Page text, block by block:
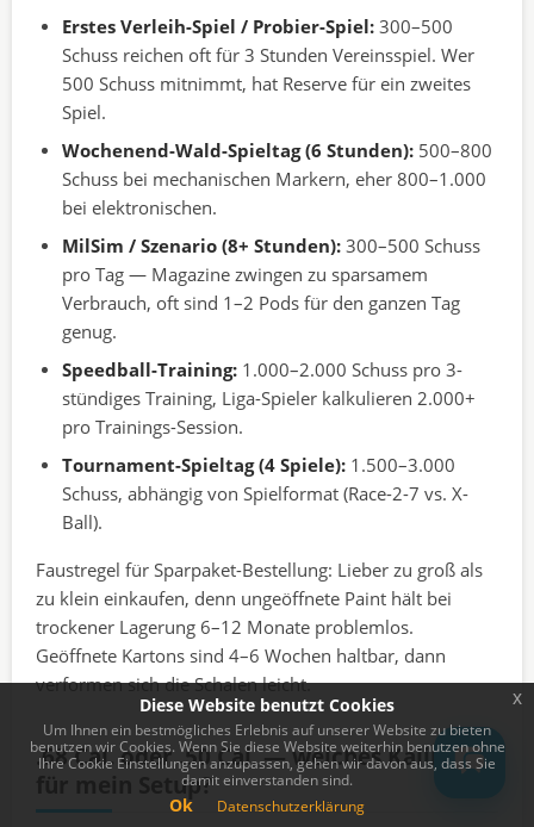
Erstes Verleih-Spiel / Probier-Spiel: 300–500
Schuss reichen oft für 3 Stunden Vereinsspiel. Wer
500 Schuss mitnimmt, hat Reserve für ein zweites
Spiel.
Wochenend-Wald-Spieltag (6 Stunden): 500–800
Schuss bei mechanischen Markern, eher 800–1.000
bei elektronischen.
MilSim / Szenario (8+ Stunden): 300–500 Schuss
pro Tag — Magazine zwingen zu sparsamem
Verbrauch, oft sind 1–2 Pods für den ganzen Tag
genug.
Speedball-Training: 1.000–2.000 Schuss pro 3-
stündiges Training, Liga-Spieler kalkulieren 2.000+
pro Trainings-Session.
Tournament-Spieltag (4 Spiele): 1.500–3.000
Schuss, abhängig von Spielformat (Race-2-7 vs. X-
Ball).
Faustregel für Sparpaket-Bestellung: Lieber zu groß als
zu klein einkaufen, denn ungeöffnete Paint hält bei
trockener Lagerung 6–12 Monate problemlos.
Geöffnete Kartons sind 4–6 Wochen haltbar, dann
verformen sich die Schalen leicht.
.68 Cal. oder .50 Cal. — welches Kaliber
für mein Setup?
Diese Website benutzt Cookies
Um Ihnen ein bestmögliches Erlebnis auf unserer Website zu bieten
benutzen wir Cookies. Wenn Sie diese Website weiterhin benutzen ohne
Ihre Cookie Einstellungen anzupassen, gehen wir davon aus, dass Sie
damit einverstanden sind.
Ok Datenschutzerklärung
x